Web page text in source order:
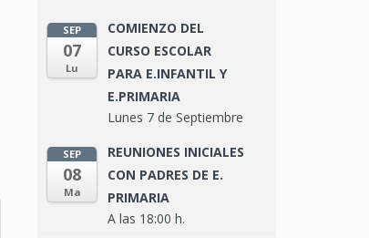
SEP
07
Lu
COMIENZO DEL
CURSO ESCOLAR
PARA E.INFANTIL Y
E.PRIMARIA
Lunes 7 de Septiembre
SEP
08
Ma
REUNIONES INICIALES
CON PADRES DE E.
PRIMARIA
A las 18:00 h.